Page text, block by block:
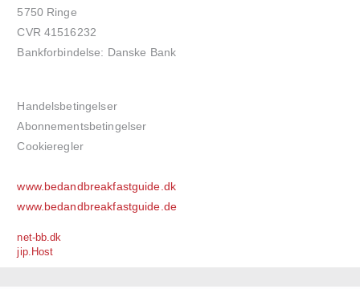
5750 Ringe
CVR 41516232
Bankforbindelse: Danske Bank
Handelsbetingelser
Abonnementsbetingelser
Cookieregler
www.bedandbreakfastguide.dk
www.bedandbreakfastguide.de
net-bb.dk
jip.Host